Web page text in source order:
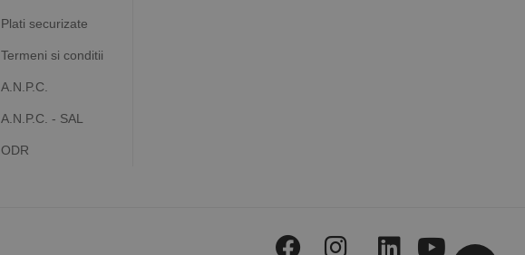
Plati securizate
Termeni si conditii
A.N.P.C.
A.N.P.C. - SAL
ODR